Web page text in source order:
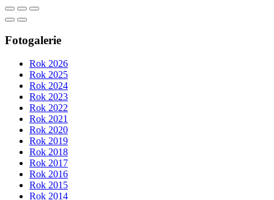
Fotogalerie
Rok 2026
Rok 2025
Rok 2024
Rok 2023
Rok 2022
Rok 2021
Rok 2020
Rok 2019
Rok 2018
Rok 2017
Rok 2016
Rok 2015
Rok 2014